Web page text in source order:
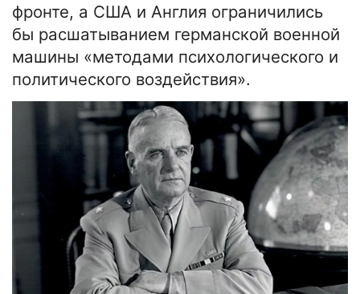
фронте, а США и Англия ограничились
бы расшатыванием германской военной
машины «методами психологического и
политического воздействия».